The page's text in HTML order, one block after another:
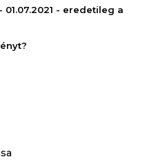
01.07.2021 - eredetileg a